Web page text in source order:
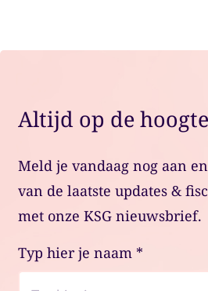
Altijd op de
Meld je vandaag nog aan
van de laatste updates &
met onze KSG nieuwsbrief.
Typ hier je naam *